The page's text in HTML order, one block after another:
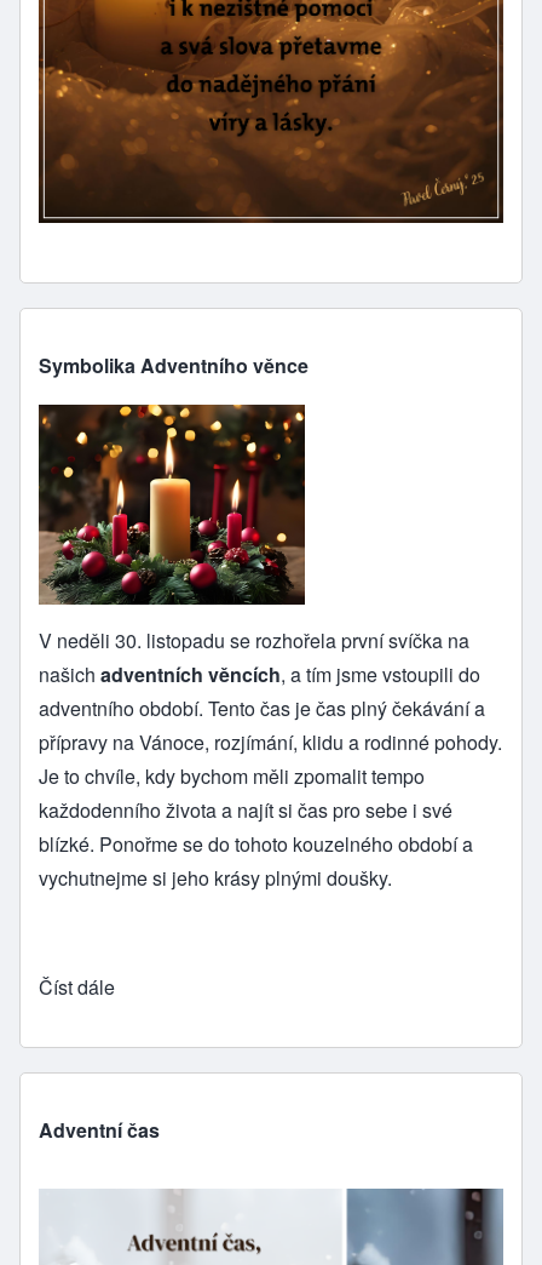
Symbolika Adventního věnce
V neděli 30. listopadu se rozhořela první svíčka na
našich adventních věncích, a tím jsme vstoupili do
adventního období. Tento čas je čas plný čekávání a
přípravy na Vánoce, rozjímání, klidu a rodinné pohody.
Je to chvíle, kdy bychom měli zpomalit tempo
každodenního života a najít si čas pro sebe i své
blízké. Ponořme se do tohoto kouzelného období a
vychutnejme si jeho krásy plnými doušky.
Číst dále
Adventní čas